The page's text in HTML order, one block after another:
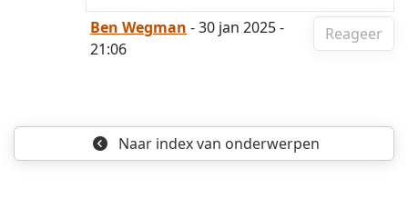
Reageer
Ben Wegman - 30 jan 2025 -
21:06
Naar indexvan onderwerpen